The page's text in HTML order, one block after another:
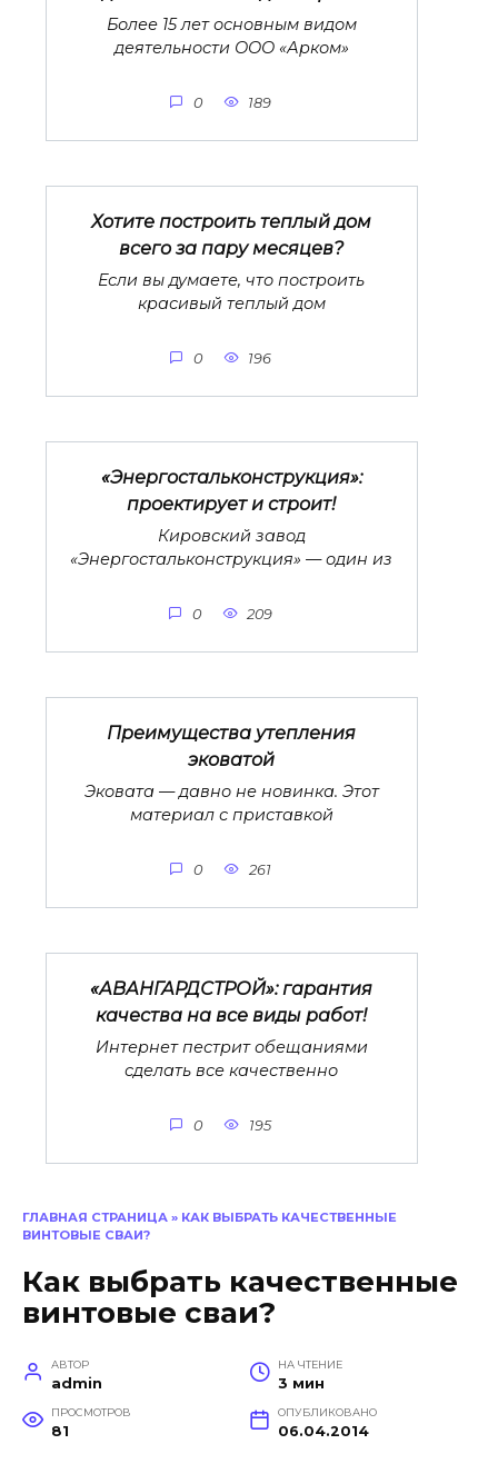
ГЛАВНАЯ СТРАНИЦА » КАК ВЫБРАТЬ КАЧЕСТВЕННЫЕ
ВИНТОВЫЕ СВАИ?
Как выбрать качественные
винтовые сваи?
АВТОР
admin
НА ЧТЕНИЕ
3 мин
ПРОСМОТРОВ
81
ОПУБЛИКОВАНО
06.04.2014
Более 15 лет основным видом
деятельности ООО «Арком»
0 189
Хотите построить теплый дом
всего за пару месяцев?
Если вы думаете, что построить
красивый теплый дом
0 196
«Энергостальконструкция»:
проектирует и строит!
Кировский завод
«Энергостальконструкция» — один из
0 209
Преимущества утепления
эковатой
Эковата — давно не новинка. Этот
материал с приставкой
0 261
«АВАНГАРДСТРОЙ»: гарантия
качества на все виды работ!
Интернет пестрит обещаниями
сделать все качественно
0 195